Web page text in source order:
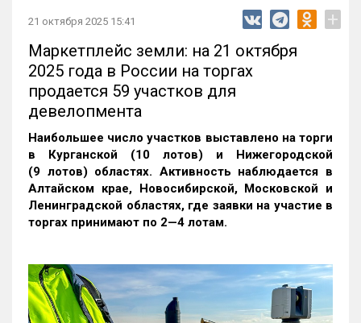
21 октября 2025 15:41 +
Маркетплейс земли: на 21 октября
2025 года в России на торгах
продается 59 участков для
девелопмента
Наибольшее число участков выставлено на торги
в Курганской (10 лотов) и Нижегородской
(9 лотов) областях. Активность наблюдается в
Алтайском крае, Новосибирской, Московской и
Ленинградской областях, где заявки на участие в
торгах принимают по 2—4 лотам.